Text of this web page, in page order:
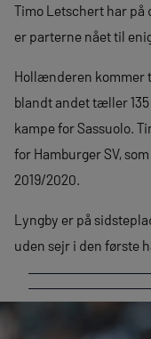
Timo Letschert har på
er parterne nået til
Hollænderen kommer
blandt andet tæller
kampe for Sassuolo.
for Hamburger SV,
2019/2020.
Lyngby er på
uden sejr i den første